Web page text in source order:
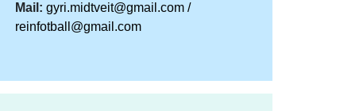
Mail: gyri.midtveit@gmail.com /
reinfotball@gmail.com